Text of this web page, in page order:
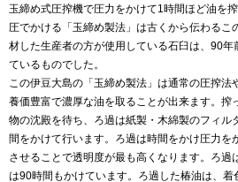
玉締め式圧搾機で圧力をかけて1時間ほど油を
圧でかける「玉締め製法」は古くから伝わるこ
材した生産者の方が使用している石臼は、90
ているものでした。
この伊豆大島の「玉締め製法」は通常の圧搾法
養価豊富で濃厚な油を取ることが出来ます。搾
物の沈殿を待ち、ろ過は紙製・木綿製のフィル
間をかけて行います。ろ過は時間をかけ圧力を
させることで透明度が最も高くなります。ろ過
は90時間もかけています。ろ過した椿油は、着